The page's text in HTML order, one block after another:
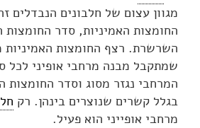
מגוון עצום של חלבונים הנבדלים
החומצות האמיניות, סדר החומצות
השרשרת. רצף החומצות
שמתקבל מבנה מרחבי אופיני לכל
המרחבי נגזר מסוג וסדר החומצות
בגלל קשרים שנוצרים בינהן. רק
מרחבי אופייני הוא פעיל.